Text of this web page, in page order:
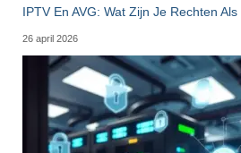
IPTV En AVG: Wat Zijn Je Rechten
26 april 2026